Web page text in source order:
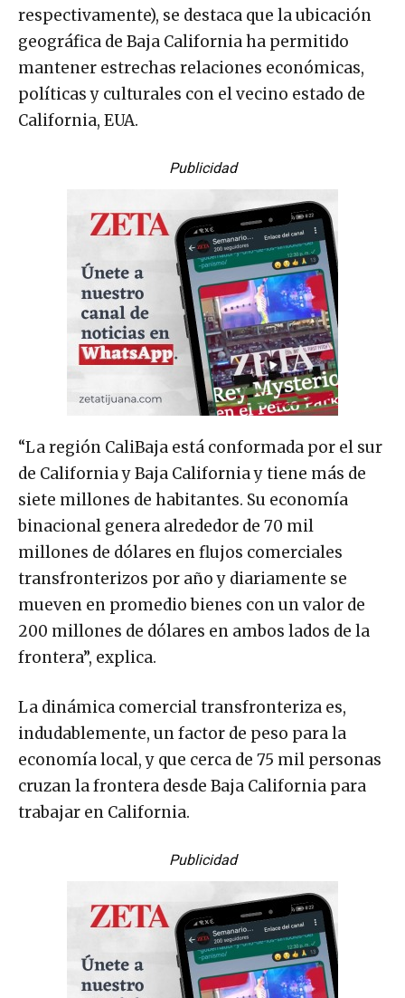
respectivamente), se destaca que la ubicación
geográfica de Baja California ha permitido
mantener estrechas relaciones económicas,
políticas y culturales con el vecino estado de
California, EUA.
Publicidad
“La región CaliBaja está conformada por el sur
de California y Baja California y tiene más de
siete millones de habitantes. Su economía
binacional genera alrededor de 70 mil
millones de dólares en flujos comerciales
transfronterizos por año y diariamente se
mueven en promedio bienes con un valor de
200 millones de dólares en ambos lados de la
frontera”, explica.
La dinámica comercial transfronteriza es,
indudablemente, un factor de peso para la
economía local, y que cerca de 75 mil personas
cruzan la frontera desde Baja California para
trabajar en California.
Publicidad